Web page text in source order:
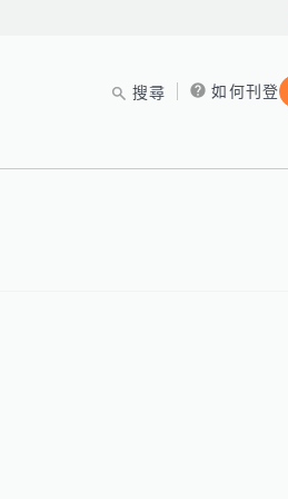
搜尋 如何刊登